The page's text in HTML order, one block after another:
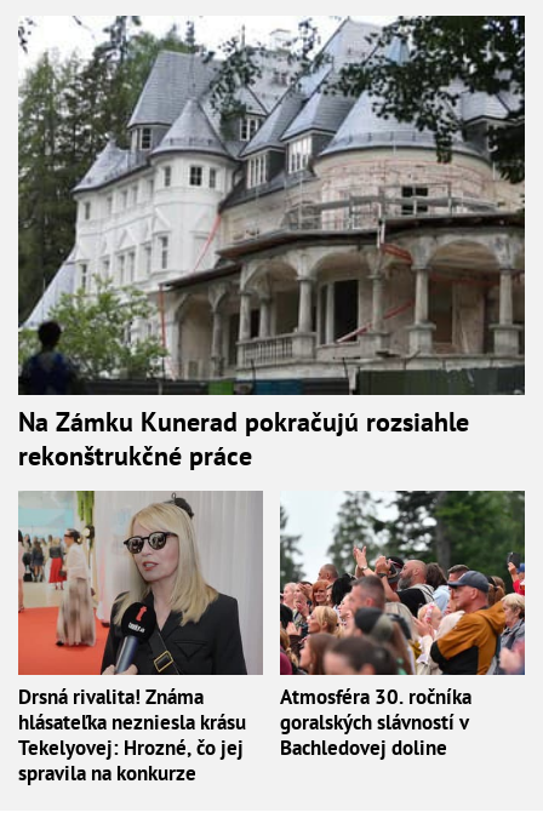
Na Zámku Kunerad pokračujú rozsiahle
rekonštrukčné práce
Drsná rivalita! Známa
hlásateľka nezniesla krásu
Tekelyovej: Hrozné, čo jej
spravila na konkurze
Atmosféra 30. ročníka
goralských slávností v
Bachledovej doline